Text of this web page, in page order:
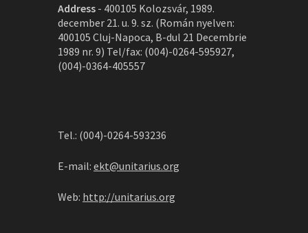
Address - 400105 Kolozsvár, 1989.
december 21. u. 9. sz. (Román nyelven:
400105 Cluj-Napoca, B-dul 21 Decembrie
1989 nr. 9) Tel/fax: (004)-0264-595927,
(004)-0364-405557
Tel.: (004)-0264-593236
E-mail: ekt@unitarius.org
Web: http://unitarius.org